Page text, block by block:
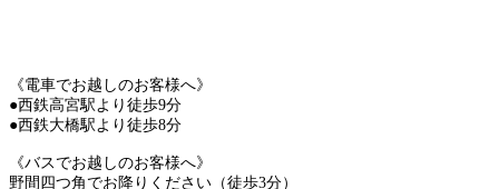
《電車でお越しのお客様へ》
●西鉄高宮駅より徒歩9分
●西鉄大橋駅より徒歩8分
《バスでお越しのお客様へ》
野間四つ角でお降りください（徒歩3分）